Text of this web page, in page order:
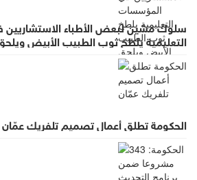
سلوك مشين لبعض الأطباء
التعليمية يلطخ ثوب الطبيب الأبيض
الحكومة تطلق أعمال تصميم تلفريك عمّان